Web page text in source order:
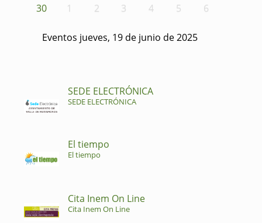
30
1 2 3 4 5 6
Eventos jueves, 19 de junio de 2025
SEDE ELECTRÓNICA
SEDE ELECTRÓNICA
El tiempo
El tiempo
Cita Inem On Line
Cita Inem On Line